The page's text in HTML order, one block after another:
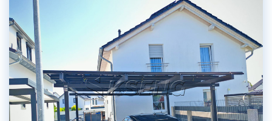
30,000톤의 생산 능력을 갖춘 Kseng Solar는 전 세계 다양한 규모의 태양
광 프로젝트에 효율적인 제조와 신뢰할 수 있는 납품 지원을 제공합니다.
Kseng Solar의 특수 기능Zn-Al-Mg 지상 태양광 마운팅시스템 •장기 성능
–기존 아연도금 강철보다 더 오래 지속 • 입증된 적응성 –열악한 환경에서
뛰어난 부식 저항성 제공 • 높은 맞춤화 가능성 –다양한 지형 조건과 프로
젝트 요구사항을 충족하도록 맞춤 설계 • 자체 생산 –엄격한 품질 관리, 생
산 효율성 및 공급 신뢰성 보장 제품에 대해 자세히 알아보기:
https://www.xmkseng.com/zn-al-mg-coated-steel-ground-mount-solar-
racking-systems-with-high-durability_p264.html